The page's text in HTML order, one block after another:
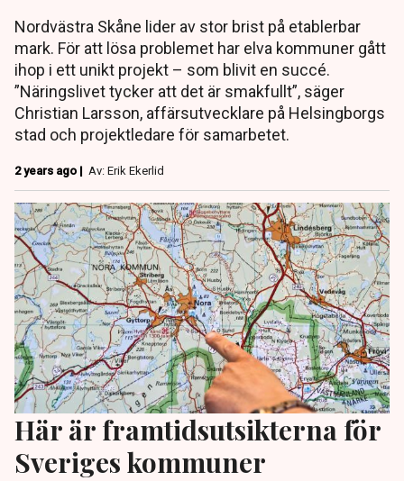
Nordvästra Skåne lider av stor brist på etablerbar
mark. För att lösa problemet har elva kommuner gått
ihop i ett unikt projekt – som blivit en succé.
”Näringslivet tycker att det är smakfullt”, säger
Christian Larsson, affärsutvecklare på Helsingborgs
stad och projektledare för samarbetet.
2 years ago | Av: Erik Ekerlid
Här är framtidsutsikterna för
Sveriges kommuner